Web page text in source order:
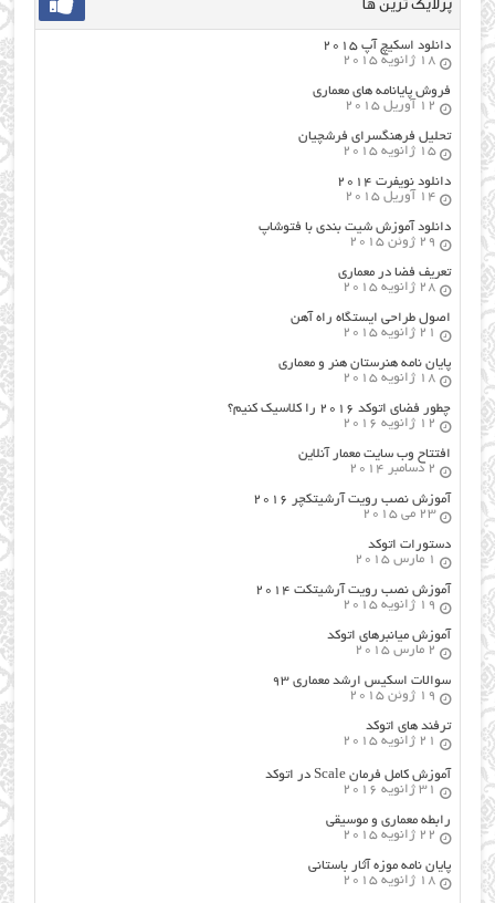
دانلود اسکیچ آپ ۲۰۱۵
18 ژانویه 2015
فروش پایانامه های معماری
12 آوریل 2015
تحلیل فرهنگسرای فرشچیان
15 ژانویه 2015
دانلود نویفرت ۲۰۱۴
14 آوریل 2015
دانلود آموزش شیت بندی با فتوشاپ
29 ژوئن 2015
تعریف فضا در معماری
28 ژانویه 2015
اصول طراحي ایستگاه راه آهن
21 ژانویه 2015
پایان نامه هنرستان هنر و معماري
18 ژانویه 2015
چطور فضای اتوکد ۲۰۱۶ را کلاسیک کنیم؟
12 ژانویه 2016
افتتاح وب سایت معمار آنلاین
2 دسامبر 2014
آموزش نصب رویت آرشیتکچر ۲۰۱۶
23 می 2015
دستورات اتوکد
1 مارس 2015
آموزش نصب رویت آرشیتکت ۲۰۱۴
19 ژانویه 2015
آموزش میانبرهای اتوکد
2 مارس 2015
سوالات اسکیس ارشد معماری ۹۳
19 ژوئن 2015
ترفند های اتوکد
21 ژانویه 2015
آموزش کامل فرمان Scale در اتوکد
31 ژانویه 2016
رابطه معماری و موسیقی
22 ژانویه 2015
پایان نامه موزه آثار باستانی
18 ژانویه 2015